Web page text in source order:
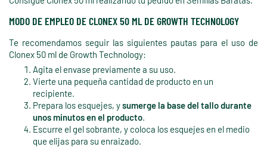
MODO DE EMPLEO DE CLONEX 50 ML DE GROWTH TECHNOLOGY
Te recomendamos seguir las siguientes pautas para el uso de
Clonex 50 ml de Growth Technology:
Agita el envase previamente a su uso.
Vierte una pequeña cantidad de producto en un
recipiente.
Prepara los esquejes, ysumerge la base del tallo durante
unos minutos en el producto.
Escurre el gel sobrante, y coloca los esquejes en el medio
que elijas para su enraizado.